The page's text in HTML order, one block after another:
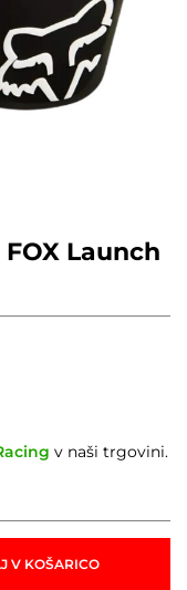
Launch
V KOŠARICO
v naši trgovini.